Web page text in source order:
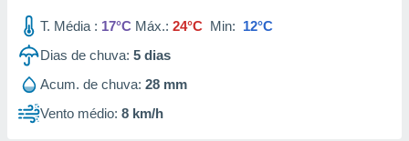
atravésT. Média : 17°C Máx.: 24°C Min: 12°C
Dias de chuva: 5 dias
Acum. de chuva: 28 mm
Vento médio: 8 km/h